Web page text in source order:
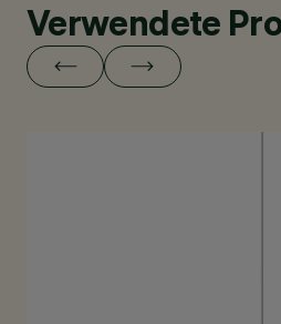
Verwendete